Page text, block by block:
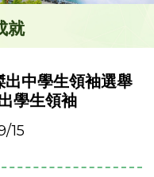
就
中學生領袖選舉
學生領袖
15